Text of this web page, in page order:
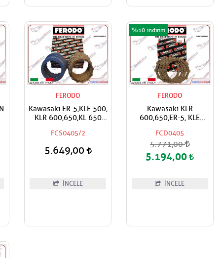
FERODO
Kawasaki ER-5,KLE 500,
KLR 600,650,KL 650
Debriyaj Balata ve Sac
Takımı
FCS0405/2
5.649,00
İNCELE
FERODO
Kawasaki KLR
600,650,ER-5, KLE
Debriyaj Balata Takımı
FCD0405
%10
5.771,00
5.194,00
İNCELE